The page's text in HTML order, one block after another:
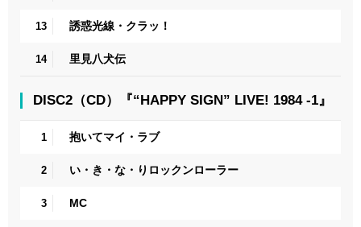
13 誘惑光線・クラッ！
14 里見八犬伝
DISC2（CD）『“HAPPY SIGN” LIVE! 1984 -1』
1 抱いてマイ・ラブ
2 い・き・な・りロックンローラー
3 MC